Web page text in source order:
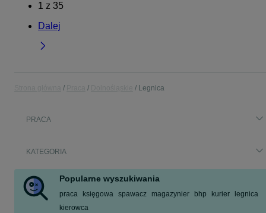
1 z 35
Dalej
Legnica
PRACA
KATEGORIA
Popularne wyszukiwania
praca księgowa spawacz magazynier bhp kurier
legnica
kierowca